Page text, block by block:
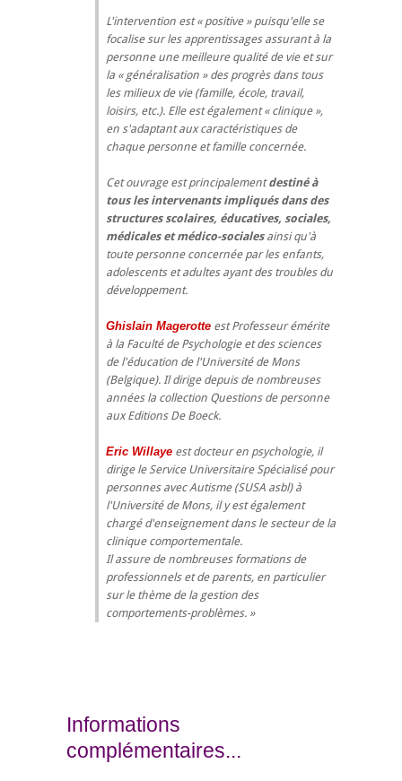
L'intervention est « positive » puisqu'elle se
focalise sur les apprentissages assurant à la
personne une meilleure qualité de vie et sur
la « généralisation » des progrès dans tous
les milieux de vie (famille, école, travail,
loisirs, etc.). Elle est également « clinique »,
en s'adaptant aux caractéristiques de
chaque personne et famille concernée.
Cet ouvrage est principalementdestiné à
tous les intervenants impliqués dans des
structures scolaires, éducatives, sociales,
médicales et médico-socialesainsi qu'à
toute personne concernée par les enfants,
adolescents et adultes ayant des troubles du
développement.
Ghislain Magerotte est Professeur émérite
à la Faculté de Psychologie et des sciences
de l'éducation de l'Université de Mons
(Belgique). Il dirige depuis de nombreuses
années la collection Questions de personne
aux Editions De Boeck.
Eric Willaye est docteur en psychologie, il
dirige le Service Universitaire Spécialisé pour
personnes avec Autisme (SUSA asbl) à
l'Université de Mons, il y est également
chargé d'enseignement dans le secteur de la
clinique comportementale.
Il assure de nombreuses formations de
professionnels et de parents, en particulier
sur le thème de la gestion des
comportements-problèmes.
Informations
complémentaires...